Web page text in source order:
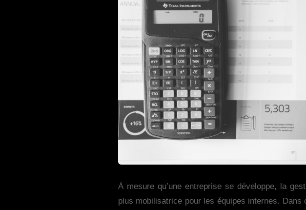
À mesure qu’une entreprise se développe, la
plus mobilisatrice pour les équipes internes.